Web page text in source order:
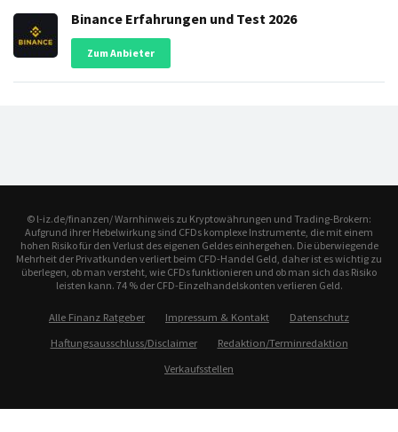
Binance Erfahrungen und Test 2026
Zum Anbieter
© l-iz.de/finanzen/ Warnhinweis zu Kryptowährungen und Trading-Brokern:
Aufgrund ihrer Hebelwirkung sind CFDs komplexe Instrumente, die mit einem
hohen Risiko für den Verlust des eigenen Geldes einhergehen. Die überwiegende
Mehrheit der Privatkunden verliert beim CFD-Handel Geld, daher ist es wichtig zu
überlegen, ob man versteht, wie CFDs funktionieren und ob man sich das Risiko
leisten kann. 74 % der CFD-Einzelhandelskonten verlieren Geld.
Alle Finanz Ratgeber Impressum & Kontakt
Datenschutz
Haftungsausschluss/Disclaimer
Redaktion/Terminredaktion
Verkaufsstellen